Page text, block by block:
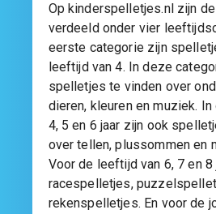
Op kinderspelletjes.nl zijn
verdeeld onder vier
eerste categorie zijn
leeftijd van 4. In deze
spelletjes te vinden over
dieren, kleuren en muziek.
4, 5 en 6 jaar zijn ook
over tellen, plussommen en
Voor de leeftijd van 6, 7 en
racespelletjes,
rekenspelletjes. En voor de